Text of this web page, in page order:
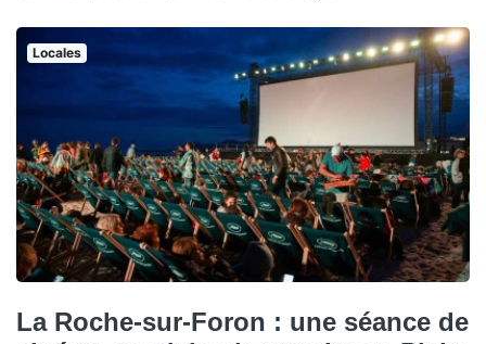
Locales
La Roche-sur-Foron : une séance de